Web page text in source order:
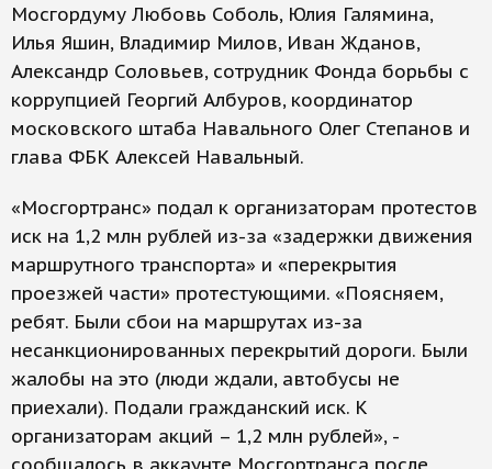
Мосгордуму Любовь Соболь, Юлия Галямина,
Илья Яшин, Владимир Милов, Иван Жданов,
Александр Соловьев, сотрудник Фонда борьбы с
коррупцией Георгий Албуров, координатор
московского штаба Навального Олег Степанов и
глава ФБК Алексей Навальный.
«Мосгортранс» подал к организаторам протестов
иск на 1,2 млн рублей из-за «задержки движения
маршрутного транспорта» и «перекрытия
проезжей части» протестующими. «Поясняем,
ребят. Были сбои на маршрутах из-за
несанкционированных перекрытий дороги. Были
жалобы на это (люди ждали, автобусы не
приехали). Подали гражданский иск. К
организаторам акций – 1,2 млн рублей», -